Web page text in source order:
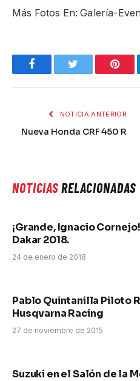
Más Fotos En: Galería-
Facebook
NOTICIA ANTERIOR
Nueva Honda CRF 450 R
NOTICIASRELACIONADAS
¡Grande, Ignacio
Dakar 2018.
24 de enero de 2018
Pablo Quintanilla Piloto
Husqvarna Racing
27 de noviembre de 2015
Suzuki en el Salón de la